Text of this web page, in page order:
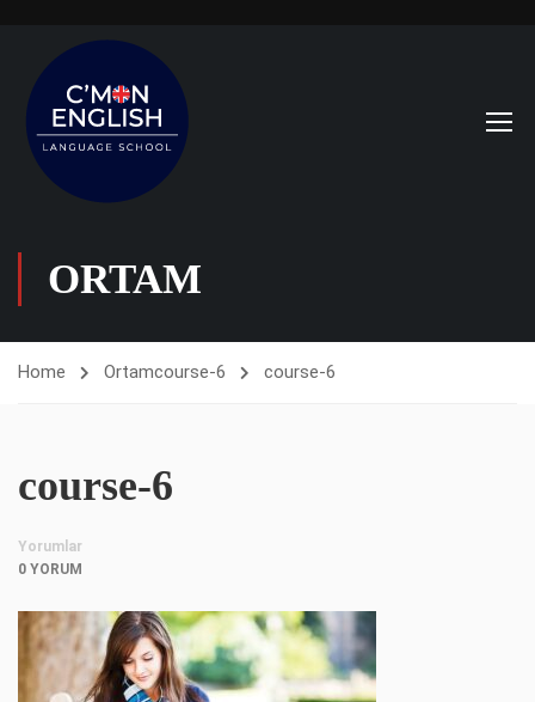
ORTAM
Home Ortamcourse-6 course-6
course-6
Yorumlar
0 YORUM